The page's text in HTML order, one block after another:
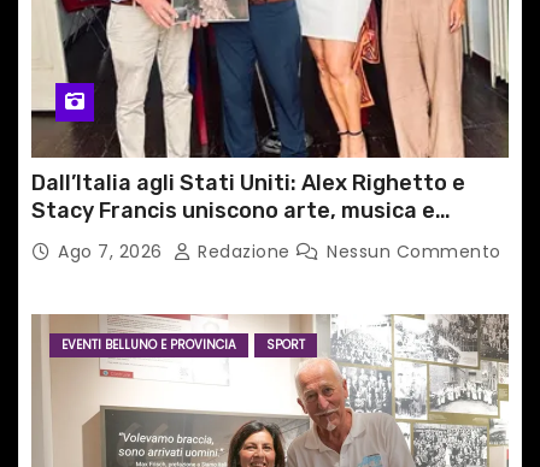
Dall’Italia agli Stati Uniti: Alex Righetto e
Stacy Francis uniscono arte, musica e
tecnologia in un nuovo progetto
internazionale”
Ago 7, 2026 Redazione Nessun Commento
EVENTI BELLUNO E PROVINCIA SPORT